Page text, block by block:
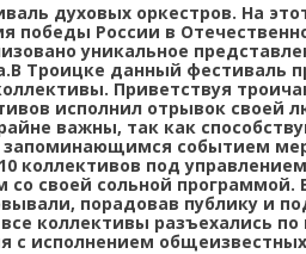
духовых оркестров. На
победы России в
уникальное
Троицке данный фестиваль
Приветствуя
исполнил отрывок своей
важны, так как
запоминающимся событием
коллективов под
своей сольной программой.
порадовав публику и
коллективы разъехались
исполнением